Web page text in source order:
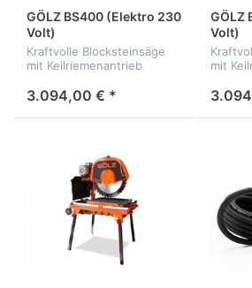
GÖLZ BS400 (Elektro 230
Volt)
Kraftvolle Blocksteinsäge
mit Keilriemenantrieb
3.094,00 € *
GÖLZ
Volt)
mit